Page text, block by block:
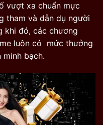
vượt xa chuẩn mực
tham và dẫn dụ người
khi đó, các chương
luôn có mức thưởng
minh bạch.